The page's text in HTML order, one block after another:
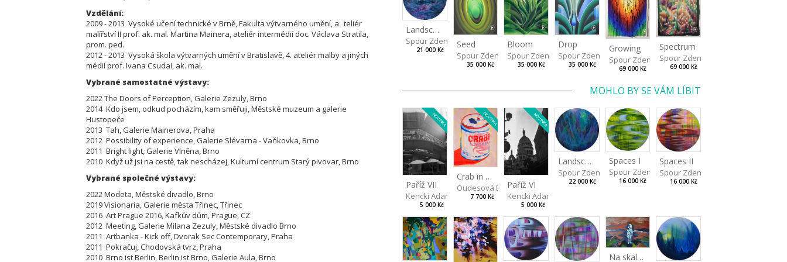
Vzdělání:
2009 - 2013 Vysoké učení technické v Brně,Fakulta výtvarného umění, a teliér
malířství II prof. ak. mal. Martina Mainera, ateliér intermédií doc. Václava Stratila,
prom. ped.
2012 - 2013 Vysoká škola výtvarných umění v Bratislavě, 4. ateliér malby a jiných
médií prof. Ivana Csudai, ak. mal.
Vybrané samostatné výstavy:
2022 The Doors of Perception, Galerie Zezuly, Brno
2014 Kdo jsem, odkud pocházím, kam směřuji, Městské muzeum a galerie
Hustopeče
2013 Tah, Galerie Mainerova, Praha
2012 Possibility of experience, Galerie Slévarna - Vaňkovka, Brno
2011 Bright light, Galerie Vlněna, Brno
2010 Když už jsi na cestě, tak nescházej, Kulturní centrum Starý pivovar, Brno
Vybrané společné výstavy:
2022 Modeta, Městské divadlo, Brno
2019 Visionaria, Galerie města Třinec, Třinec
2016 Art Prague 2016, Kafkův dům, Prague, CZ
2012 Meeting, Galerie Milana Zezuly, Městské divadlo Brno
2011 Artbanka - Kick off, Dvorak Sec Contemporary, Praha
2011 Pokračuj, Chodovská tvrz, Praha
2010 Brno ist Berlin, Berlin ist Brno, Galerie Aula, Brno
Landscape
Spour Zdeněk
21 000 Kč
Seed
Spour Zdeněk
35 000 Kč
Bloom
Spour Zdeněk
35 000 Kč
Drop
Spour Zdeněk
35 000 Kč
Growing
Spour Zdeněk
69 000 Kč
Spectrum
Spour Zdeněk
69 000 Kč
MOHLO BY SE VÁM LÍBIT
NOVINKA
Paříž VII
Kencki Adam
5 000 Kč
NOVINKA
Crab in a Can
Oudesová Barbora
7 700 Kč
NOVINKA
Paříž VI
Kencki Adam
5 000 Kč
Landscape III
Spour Zdeněk
22 000 Kč
Spaces I
Spour Zdeněk
16 000 Kč
Spaces II
Spour Zdeněk
16 000 Kč
Na skalách